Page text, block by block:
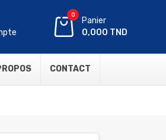
0
Panier
0,000 TND
CONTACT